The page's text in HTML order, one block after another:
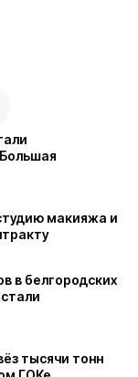
макияжа и
в белгородских
тысячи тонн